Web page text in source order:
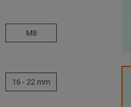
M8
16 - 22 mm